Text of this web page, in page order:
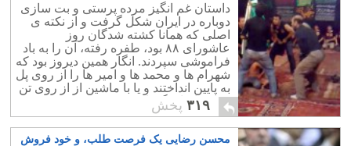
داستان غم انگیز مرده پرستی و بت سازی
دوباره در ایران شکل گرفت و از نکته ی
اصلی که همانا کشته شدگان روز
عاشورای ۸۸ بود، طفره رفته، آن را به باد
فراموشی سپردند. انگار همین دیروز بود که
شهرام ها و محمد ها و امیر ها را از روی پل
به پایین انداختند و یا با ماشین از از روی تن
خسته اشان گذراندند.
۳۱۹ پخش
محسن رضایی یک فرصت طلب، و خود فروش